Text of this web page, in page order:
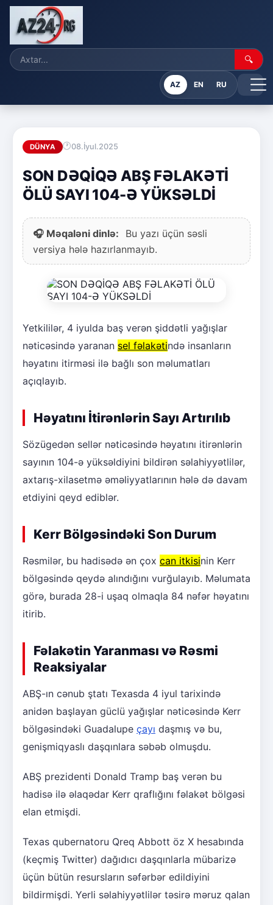
🔍
AZ EN RU
DÜNYA 08.İyul.2025
SON DƏQİQƏ ABŞ FƏLAKƏTİ
ÖLÜ SAYI 104-Ə YÜKSƏLDİ
🎧 Məqaləni dinlə:
Bu yazı üçün səsli
versiya hələ hazırlanmayıb.
Yetkililər, 4 iyulda baş verən şiddətli yağışlar
nəticəsində yaranan sel fəlakətində insanların
həyatını itirməsi ilə bağlı son məlumatları
açıqlayıb.
Həyatını İtirənlərin Sayı Artırılıb
Sözügedən sellər nəticəsində həyatını itirənlərin
sayının 104-ə yüksəldiyini bildirən səlahiyyətlilər,
axtarış-xilasetmə əməliyyatlarının hələ də davam
etdiyini qeyd ediblər.
Kerr Bölgəsindəki Son Durum
Rəsmilər, bu hadisədə ən çox can itkisinin Kerr
bölgəsində qeydə alındığını vurğulayıb. Məlumata
görə, burada 28-i uşaq olmaqla 84 nəfər həyatını
itirib.
Fəlakətin Yaranması və Rəsmi
Reaksiyalar
ABŞ-ın cənub ştatı Texasda 4 iyul tarixində
anidən başlayan güclü yağışlar nəticəsində Kerr
bölgəsindəki Guadalupe çayı daşmış və bu,
genişmiqyaslı daşqınlara səbəb olmuşdu.
ABŞ prezidenti Donald Tramp baş verən bu
hadisə ilə əlaqədar Kerr qraflığını fəlakət bölgəsi
elan etmişdi.
Texas qubernatoru Qreq Abbott öz X hesabında
(keçmiş Twitter) dağıdıcı daşqınlarla mübarizə
üçün bütün resursların səfərbər edildiyini
bildirmişdi. Yerli səlahiyyətlilər təsirə məruz qalan